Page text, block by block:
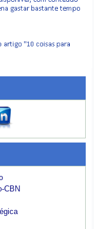
CBN